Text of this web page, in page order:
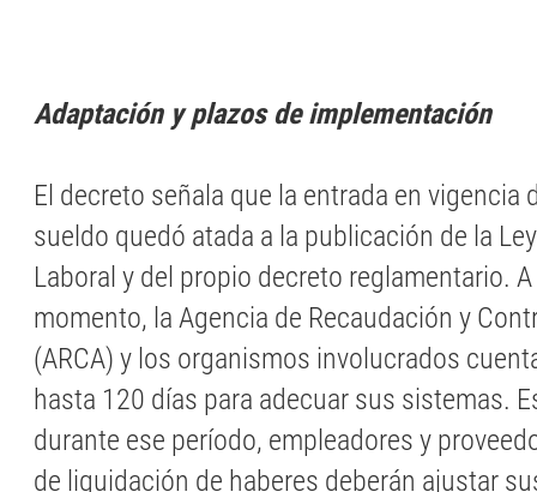
Adaptación y plazos de implementación
El decreto señala que la entrada en vigencia
sueldo quedó atada a la publicación de la
Laboral y del propio decreto reglamentario.
momento, la Agencia de Recaudación y
(ARCA) y los organismos involucrados
hasta 120 días para adecuar sus sistemas.
durante ese período, empleadores y
de liquidación de haberes deberán ajustar